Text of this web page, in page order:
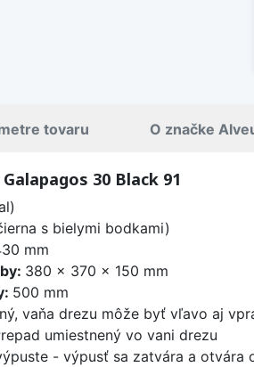
tovaru O značke
30 Black 91
s bielymi bodkami)
mm
380 x 370 x 150 mm
500 mm
vaňa drezu môže byť vľavo aj
umiestnený vo vani drezu
- výpusť sa zatvára a otvára